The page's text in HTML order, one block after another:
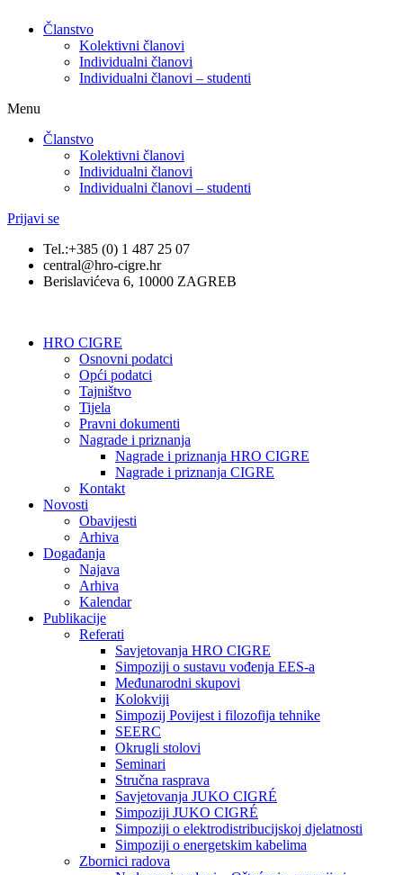
Članstvo
Kolektivni članovi
Individualni članovi
Individualni članovi – studenti
Menu
Članstvo
Kolektivni članovi
Individualni članovi
Individualni članovi – studenti
Prijavi se
Tel.:+385 (0) 1 487 25 07
central@hro-cigre.hr
Berislavićeva 6, 10000 ZAGREB
HRO CIGRE
Osnovni podatci​
Opći podatci
Tajništvo
Tijela
Pravni dokumenti
Nagrade i priznanja
Nagrade i priznanja HRO CIGRE
Nagrade i priznanja CIGRE
Kontakt
Novosti
Obavijesti
Arhiva
Događanja
Najava
Arhiva
Kalendar
Publikacije
Referati
Savjetovanja HRO CIGRE
Simpoziji o sustavu vođenja EES-a
Međunarodni skupovi
Kolokviji​
Simpozij Povijest i filozofija tehnike
SEERC
Okrugli stolovi
Seminari​
Stručna rasprava​
Savjetovanja JUKO CIGRÉ
Simpoziji JUKO CIGRÉ
Simpoziji o elektrodistribucijskoj djelatnosti
Simpoziji o energetskim kabelima
Zbornici radova